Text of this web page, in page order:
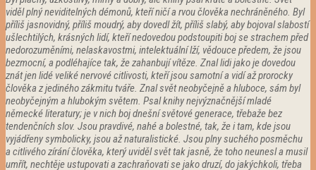
viděl plný neviditelných démonů, kteří ničí a rvou člověka nechráněného. Byl
příliš jasnovidný, příliš moudrý, aby dovedl žít, příliš slabý, aby bojoval slabostí
ušlechtilých, krásných lidí, kteří nedovedou podstoupiti boj se strachem před
nedorozuměními, nelaskavostmi, intelektuální lží, vědouce předem, že jsou
bezmocní, a podléhajíce tak, že zahanbují vítěze. Znal lidi jako je dovedou
znát jen lidé veliké nervové citlivosti, kteří jsou samotní a vidí až prorocky
člověka z jediného zákmitu tváře. Znal svět neobyčejně a hluboce, sám byl
neobyčejným a hlubokým světem. Psal knihy nejvýznačnější mladé
německé literatury; je v nich boj dnešní světové generace, třebaže bez
tendenčních slov. Jsou pravdivé, nahé a bolestné, tak, že i tam, kde jsou
vyjádřeny symbolicky, jsou až naturalistické. Jsou plny suchého posměchu
a citlivého zírání člověka, který uviděl svět tak jasně, že toho neunesl a musil
umřít, nechtěje ustupovati a zachraňovati se jako druzí, do jakýchkoli, třeba